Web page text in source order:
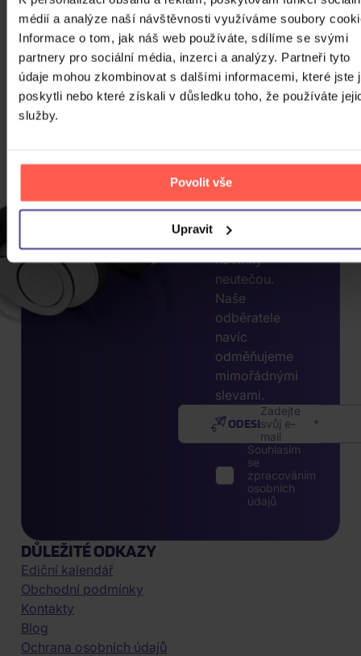
médií a analýze naší návštěvnosti využíváme soubory
Informace o tom, jak náš web používáte, sdílíme se svými
partnery pro sociální média, inzerci a analýzy. Partneři tyto
údaje mohou zkombinovat s dalšími informacemi, které jste
poskytli nebo které získali v důsledku toho, že používáte
služby.
Povolit vše
Upravit
CHCETE
JEŠTĚ
VÍCE
E-MAIL.
Přihlaste se k
odběru našeho
vám akce nebo
novinky
neutečou.
Naše
odběratele
navíc
odměňujeme
mimořádnými
slevami.
Zadejte
svůj e-
mail
ODESLAT
Souhlasím
se
zpracováním
osobních
údajů
DŮLEŽITÉ ODKAZY
Ediční kalendář
Obchodní podmínky
Kontakty
Blog
Ochrana osobních údajů